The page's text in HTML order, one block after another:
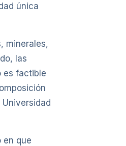
única
minerales,
las
es factible
en que